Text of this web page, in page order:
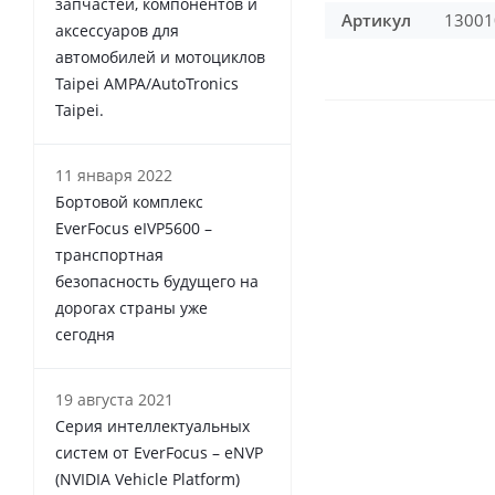
Артикул
аксессуаров для
автомобилей и мотоциклов
Taipei AMPA/AutoTronics
Taipei.
11 января 2022
Бортовой комплекс
EverFocus eIVP5600 –
транспортная
безопасность будущего на
дорогах страны уже
сегодня
19 августа 2021
Серия интеллектуальных
систем от EverFocus – eNVP
(NVIDIA Vehicle Platform)